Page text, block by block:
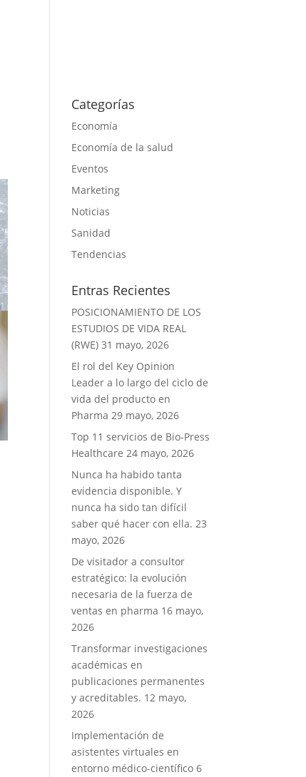
Categorías
Economía
Economía de la salud
Eventos
Marketing
Noticias
Sanidad
Tendencias
Entras Recientes
POSICIONAMIENTO DE LOS
ESTUDIOS DE VIDA REAL
(RWE) 31 mayo, 2026
El rol del Key Opinion
Leader a lo largo del ciclo de
vida del producto en
Pharma 29 mayo, 2026
Top 11 servicios de Bio-Press
Healthcare 24 mayo, 2026
Nunca ha habido tanta
evidencia disponible. Y
nunca ha sido tan difícil
saber qué hacer con ella. 23
mayo, 2026
De visitador a consultor
estratégico: la evolución
necesaria de la fuerza de
ventas en pharma 16 mayo,
2026
Transformar investigaciones
académicas en
publicaciones permanentes
y acreditables. 12 mayo,
2026
Implementación de
asistentes virtuales en
entorno médico-científico 6